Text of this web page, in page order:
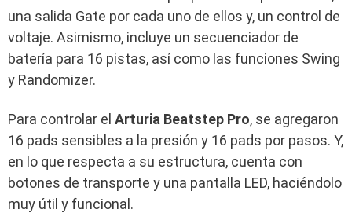
una salida Gate por cada uno de ellos y, un control de
voltaje. Asimismo, incluye un secuenciador de
batería para 16 pistas, así como las funciones Swing
y Randomizer.
Para controlar el Arturia Beatstep Pro, se agregaron
16 pads sensibles a la presión y 16 pads por pasos. Y,
en lo que respecta a su estructura, cuenta con
botones de transporte y una pantalla LED, haciéndolo
muy útil y funcional.